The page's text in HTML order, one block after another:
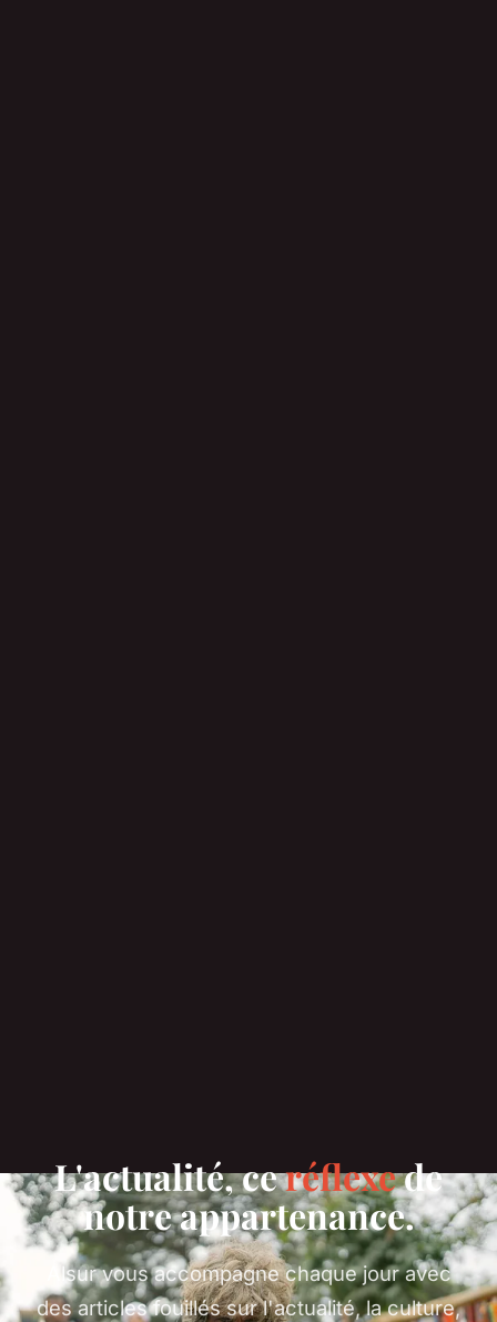
L'actualité, ceréflexede
notre appartenance.
Alsur vous accompagne chaque jour avec
des articles fouillés sur l'actualité, la culture,